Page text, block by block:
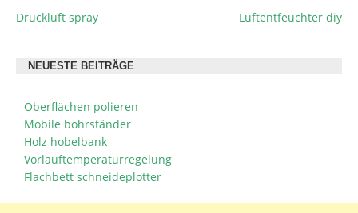
BEITRAGSNAVIGATION
Druckluft spray Luftentfeuchter diy
NEUESTE BEITRÄGE
Oberflächen polieren
Mobile bohrständer
Holz hobelbank
Vorlauftemperaturregelung
Flachbett schneideplotter